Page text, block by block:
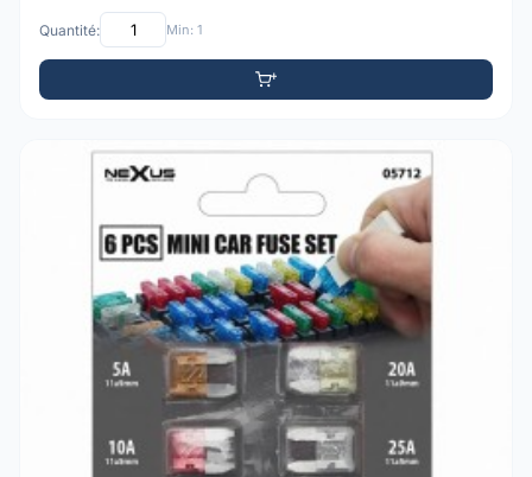
Quantité: Min: 1